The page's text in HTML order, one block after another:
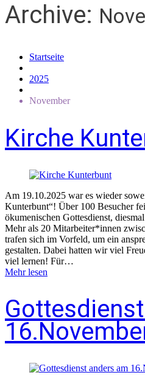
Archive:
Startseite
2025
November
Kirche
Am 19.10.2025 war es wieder
Kunterbunt“! Über 100 Besucher
ökumenischen Gottesdienst,
Mehr als 20 Mitarbeiter*innen
trafen sich im Vorfeld, um ein
gestalten. Dabei hatten wir viel
viel lernen! Für…
Mehr lesen